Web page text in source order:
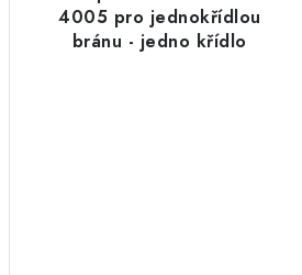
4005 pro jednokřídlou
bránu - jedno křídlo